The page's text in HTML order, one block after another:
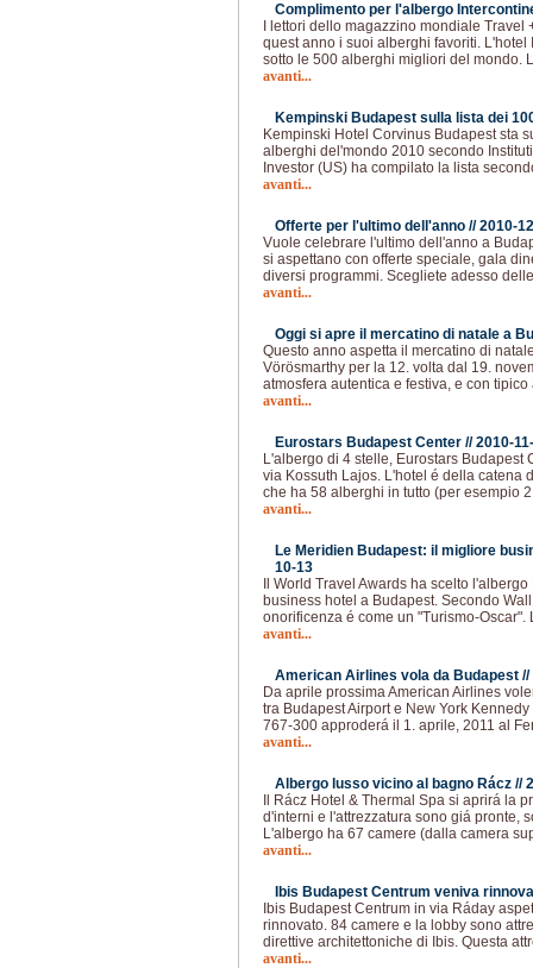
Complimento per l'albergo
I lettori dello magazzino mondiale
quest anno i suoi alberghi favoriti.
sotto le 500 alberghi migliori del mondo.
avanti...
Kempinski Budapest sulla lista dei
Kempinski Hotel Corvinus Budapest sta
alberghi del'mondo 2010 secondo
Investor (US) ha compilato la lista
avanti...
Offerte per l'ultimo dell'anno //2010-
Vuole celebrare l'ultimo dell'anno a
si aspettano con offerte speciale, gala
diversi programmi. Scegliete adesso
avanti...
Oggi si apre il mercatino di natale a
Questo anno aspetta il mercatino di
Vörösmarthy per la 12. volta dal 19.
atmosfera autentica e festiva, e con
avanti...
Eurostars Budapest Center //2010-
L'albergo di 4 stelle, Eurostars Budapest
via Kossuth Lajos. L'hotel é della catena
che ha 58 alberghi in tutto (per esempio
avanti...
Le Meridien Budapest: il migliore
10-13
Il World Travel Awards ha scelto
business hotel a Budapest. Secondo
onorificenza é come un "Turismo-
avanti...
American Airlines vola da Budapest //
Da aprile prossima American Airlines
tra Budapest Airport e New York
767-300 approderá il 1. aprile, 2011 al
avanti...
Albergo lusso vicino al bagno Rácz //
Il Rácz Hotel & Thermal Spa si aprirá la
d'interni e l'attrezzatura sono giá pronte,
L'albergo ha 67 camere (dalla camera
avanti...
Ibis Budapest Centrum veniva
Ibis Budapest Centrum in via Ráday
rinnovato. 84 camere e la lobby sono
direttive architettoniche di Ibis. Questa
avanti...